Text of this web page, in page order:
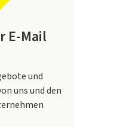
E-Mail
und
uns und den